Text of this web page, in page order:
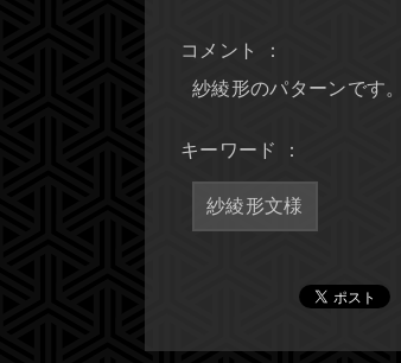
コメント ：
紗綾形のパターンです。
キーワード ：
紗綾形文様